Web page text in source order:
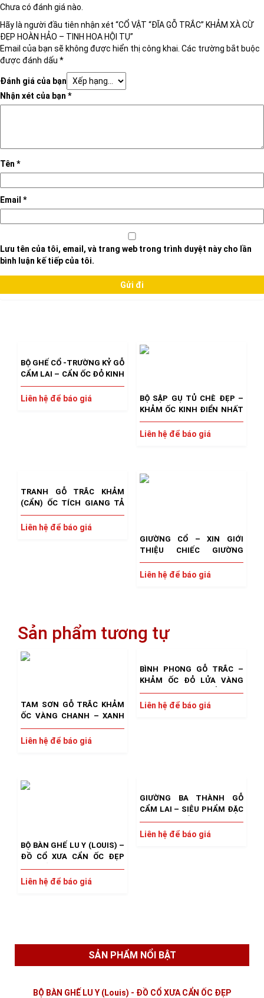
Chưa có đánh giá nào.
Hãy là người đầu tiên nhận xét “CỔ VẬT “ĐĨA GỖ TRẮC” KHẢM XÀ CỪ
ĐẸP HOÀN HẢO – TINH HOA HỘI TỤ”
Email của bạn sẽ không được hiển thị công khai. Các trường bắt buộc
được đánh dấu *
Đánh giá của bạn
Nhận xét của bạn *
Tên *
Email *
Lưu tên của tôi, email, và trang web trong trình duyệt này cho lần
bình luận kế tiếp của tôi.
BỘ GHẾ CỔ -TRƯỜNG KỶ GỖ
CẨM LAI – CẨN ỐC ĐỎ KINH
ĐIỂN – ĐẸP NHẤT VIỆT
NAM
Liên hệ để báo giá
BỘ SẬP GỤ TỦ CHÈ ĐẸP –
KHẢM ỐC KINH ĐIỂN NHẤT
– ĐỒ CỔ XƯA ĐẶC BIỆT QUÝ
HIẾM
Liên hệ để báo giá
TRANH GỖ TRẮC KHẢM
(CẨN) ỐC TÍCH GIANG TẢ
CẦU HÔN – KIỆT TÁC CỔ
XƯA QUÝ HIẾM
Liên hệ để báo giá
GIƯỜNG CỔ – XIN GIỚI
THIỆU CHIẾC GIƯỜNG
LONG SÀNG 1 SIÊU TUYỆT
PHẨM CỦA DÒNG ĐỒ GỖ CỔ
Liên hệ để báo giá
Sản phẩm tương tự
TAM SƠN GỖ TRẮC KHẢM
ỐC VÀNG CHANH – XANH
THIÊN LÝ
Liên hệ để báo giá
BÌNH PHONG GỖ TRẮC –
KHẢM ỐC ĐỎ LỬA VÀNG
CHANH TUYỆT PHẨM XƯA
NAY HIẾM CÓ
Liên hệ để báo giá
BỘ BÀN GHẾ LU Y (LOUIS) –
ĐỒ CỔ XƯA CẨN ỐC ĐẸP
ĐẶC SẮC, ĐỘC LẠ XƯA NAY
HIẾM GẶP
Liên hệ để báo giá
GIƯỜNG BA THÀNH GỖ
CẨM LAI – SIÊU PHẨM ĐẶC
BIỆT QUÝ HIẾM
Liên hệ để báo giá
SẢN PHẨM NỔI BẬT
BỘ BÀN GHẾ LU Y (Louis) - ĐỒ CỔ XƯA CẨN ỐC ĐẸP